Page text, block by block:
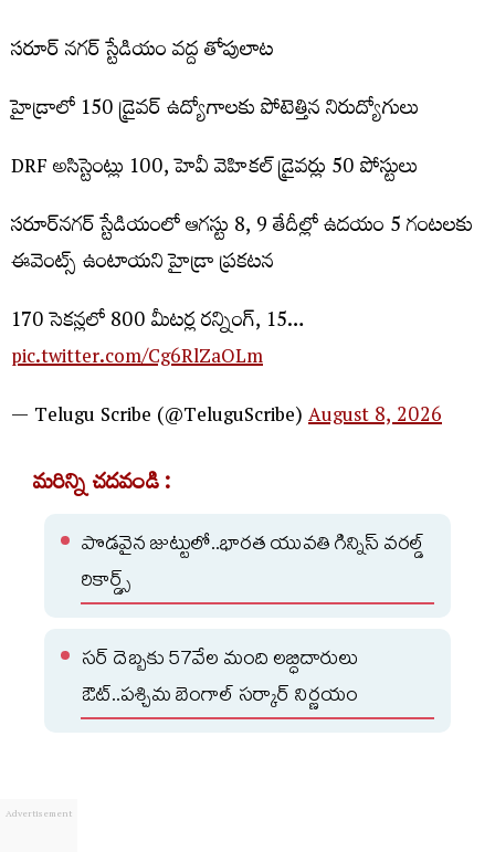
సరూర్ నగర్ స్టేడియం వద్ద తోపులాట
హైడ్రాలో 150 డ్రైవర్ ఉద్యోగాలకు పోటెత్తిన నిరుద్యోగులు
DRF అసిస్టెంట్లు 100, హెవీ వెహికల్ డ్రైవర్లు 50 పోస్టులు
సరూర్‌నగర్ స్టేడియంలో ఆగస్టు 8, 9 తేదీల్లో ఉదయం 5 గంటలకు
ఈవెంట్స్ ఉంటాయని హైడ్రా ప్రకటన
170 సెకన్లలో 800 మీటర్ల రన్నింగ్, 15…
pic.twitter.com/Cg6RlZaOLm
— Telugu Scribe (@TeluguScribe)August 8, 2026
మరిన్ని చదవండి :
పొడవైన జుట్టులో..భారత యువతి గిన్నిస్ వరల్డ్
రికార్డ్స్
సర్ దెబ్బకు 57వేల మంది లబ్ధిదారులు
ఔట్..పశ్చిమ బెంగాల్ సర్కార్ నిర్ణయం